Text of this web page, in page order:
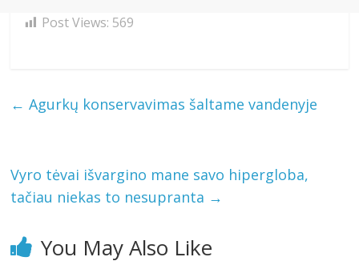
Post Views: 569
← Agurkų konservavimas šaltame vandenyje
Vyro tėvai išvargino mane savo hipergloba,
tačiau niekas to nesupranta →
You May Also Like